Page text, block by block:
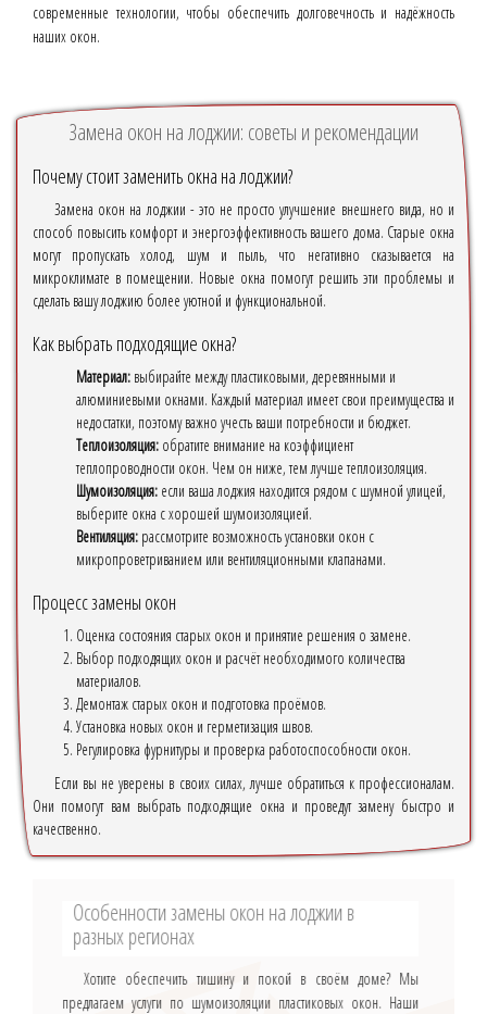
современные технологии, чтобы обеспечить долговечность и надёжность
наших окон.
Замена окон на лоджии: советы и рекомендации
Почему стоит заменить окна на лоджии?
Замена окон на лоджии - это не просто улучшение внешнего вида, но и
способ повысить комфорт и энергоэффективность вашего дома. Старые окна
могут пропускать холод, шум и пыль, что негативно сказывается на
микроклимате в помещении. Новые окна помогут решить эти проблемы и
сделать вашу лоджию более уютной и функциональной.
Как выбрать подходящие окна?
Материал: выбирайте между пластиковыми, деревянными и
алюминиевыми окнами. Каждый материал имеет свои преимущества и
недостатки, поэтому важно учесть ваши потребности и бюджет.
Теплоизоляция: обратите внимание на коэффициент
теплопроводности окон. Чем он ниже, тем лучше теплоизоляция.
Шумоизоляция: если ваша лоджия находится рядом с шумной улицей,
выберите окна с хорошей шумоизоляцией.
Вентиляция: рассмотрите возможность установки окон с
микропроветриванием или вентиляционными клапанами.
Процесс замены окон
Оценка состояния старых окон и принятие решения о замене.
Выбор подходящих окон и расчёт необходимого количества
материалов.
Демонтаж старых окон и подготовка проёмов.
Установка новых окон и герметизация швов.
Регулировка фурнитуры и проверка работоспособности окон.
Если вы не уверены в своих силах, лучше обратиться к профессионалам.
Они помогут вам выбрать подходящие окна и проведут замену быстро и
качественно.
Особенности замены окон на лоджии в
разных регионах
Хотите обеспечить тишину и покой в своём доме? Мы
предлагаем услуги по шумоизоляции пластиковых окон. Наши